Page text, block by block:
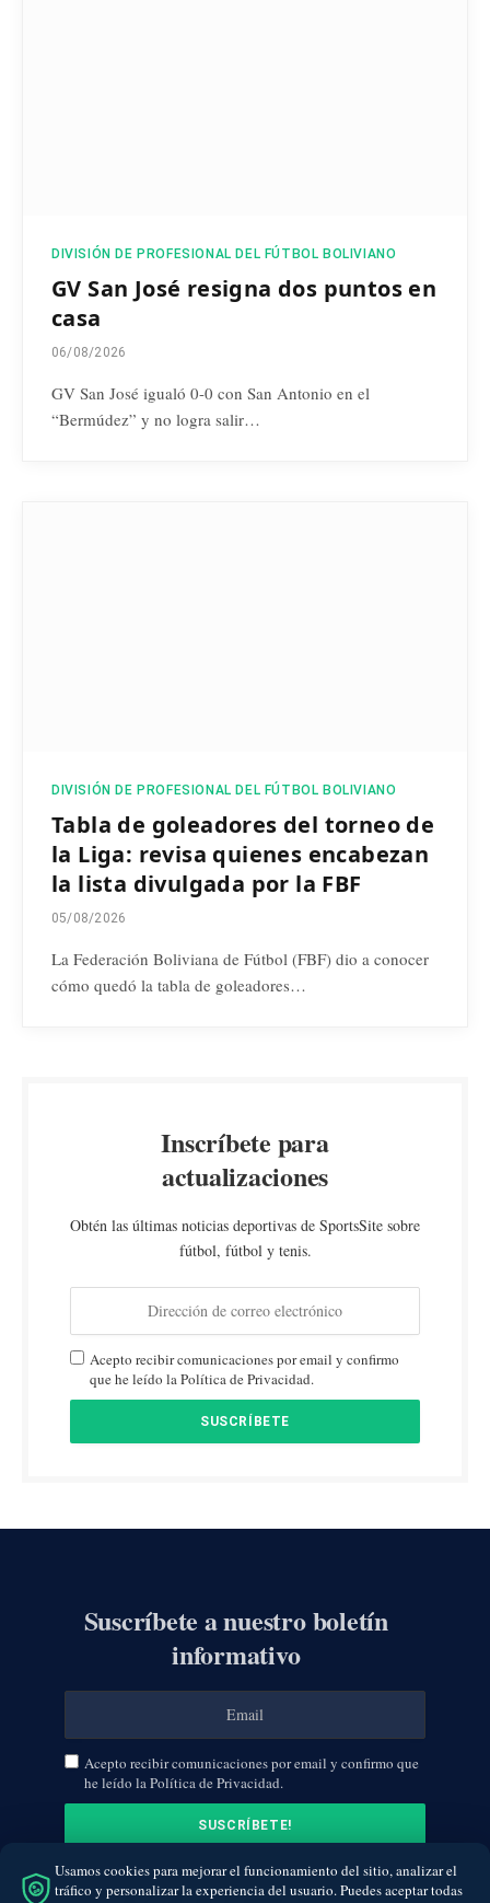
DIVISIÓN DE PROFESIONAL DEL FÚTBOL BOLIVIANO
GV San José resigna dos puntos en
casa
06/08/2026
GV San José igualó 0-0 con San Antonio en el
“Bermúdez” y no logra salir…
DIVISIÓN DE PROFESIONAL DEL FÚTBOL BOLIVIANO
Tabla de goleadores del torneo de
la Liga: revisa quienes encabezan
la lista divulgada por la FBF
05/08/2026
La Federación Boliviana de Fútbol (FBF) dio a conocer
cómo quedó la tabla de goleadores…
Inscríbete para
actualizaciones
Obtén las últimas noticias deportivas de SportsSite sobre
fútbol, fútbol y tenis.
Acepto recibir comunicaciones por email y confirmo
que he leído la Política de Privacidad.
Suscríbete a nuestro boletín
informativo
Acepto recibir comunicaciones por email y confirmo que
he leído la Política de Privacidad.
Usamos cookies para mejorar el funcionamiento del sitio, analizar el
tráfico y personalizar la experiencia del usuario. Puedes aceptar todas